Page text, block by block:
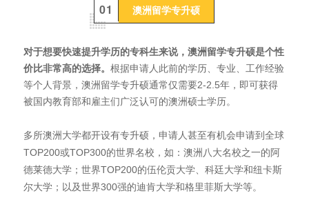
01 澳洲留学专升硕
对于想要快速提升学历的专科生来说，澳洲留学专升硕是个性
价比非常高的选择。 根据申请人此前的学历、专业、工作经验
等个人背景，澳洲留学专升硕通常仅需要2-2.5年，即可获得
被国内教育部和雇主们广泛认可的澳洲硕士学历。
多所澳洲大学都开设有专升硕，申请人甚至有机会申请到全球
TOP200或TOP300的世界名校，如：澳洲八大名校之一的阿
德莱德大学；世界TOP200的伍伦贡大学、科廷大学和纽卡斯
尔大学；以及世界300强的迪肯大学和格里菲斯大学等。